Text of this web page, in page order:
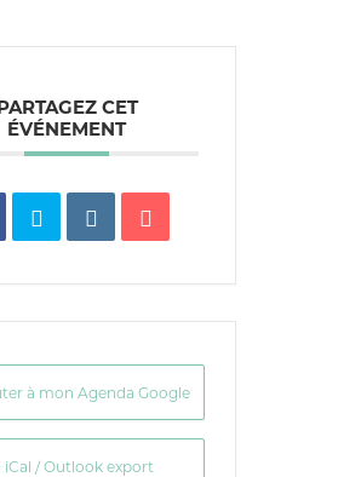
CET
ÉVÉNEMENT
à mon Agenda Google
iCal / Outlook export